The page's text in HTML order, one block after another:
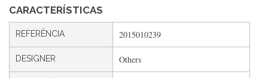
CARACTERÍSTICAS
REFERÊNCIA 2015010239
DESIGNER Others
Silvia André
Gostei ,Serviço bastante rápido. recomendo